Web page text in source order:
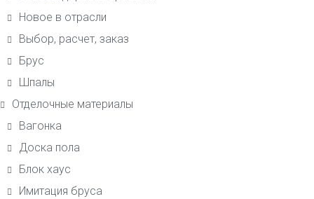
Новое в отрасли
Выбор, расчет, заказ
Брус
Шпалы
Отделочные материалы
Вагонка
Доска пола
Блок хаус
Имитация бруса